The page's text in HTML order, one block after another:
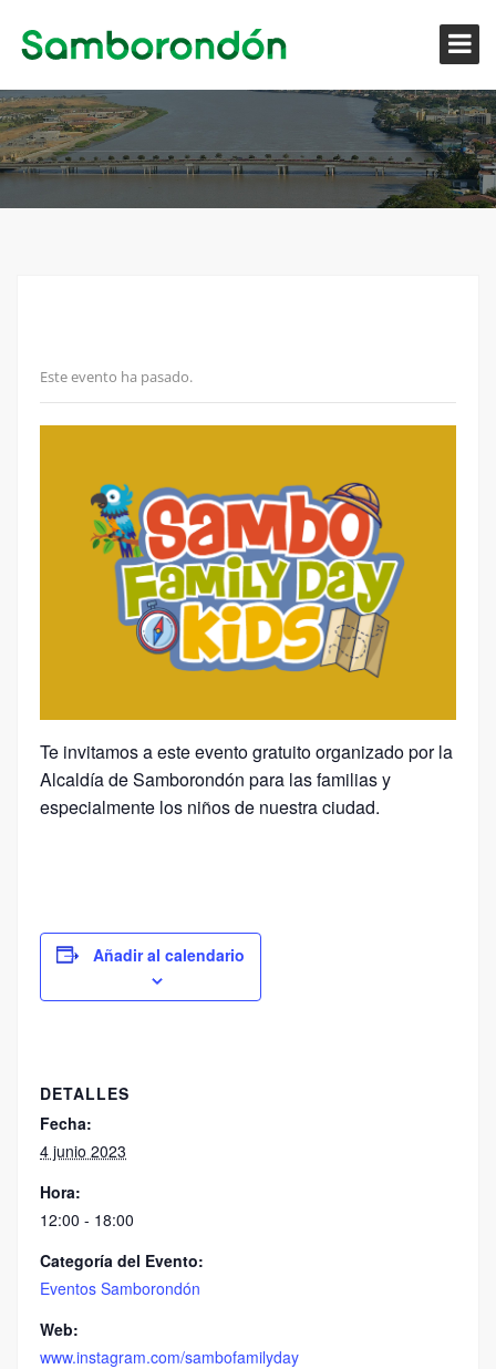
Este evento ha pasado.
Te invitamos a este evento gratuito organizado por la
Alcaldía de Samborondón para las familias y
especialmente los niños de nuestra ciudad.
Añadir al calendario
DETALLES
Fecha:
4 junio 2023
Hora:
12:00 - 18:00
Categoría del Evento:
Eventos Samborondón
Web:
www.instagram.com/sambofamilyday